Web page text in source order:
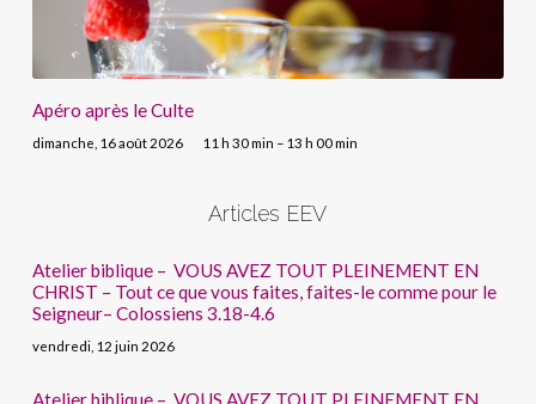
Apéro après le Culte
dimanche, 16 août 2026 11 h 30 min – 13 h 00 min
Articles EEV
Atelier biblique – VOUS AVEZ TOUT PLEINEMENT EN
CHRIST – Tout ce que vous faites, faites-le comme pour le
Seigneur– Colossiens 3.18-4.6
vendredi, 12 juin 2026
Atelier biblique – VOUS AVEZ TOUT PLEINEMENT EN